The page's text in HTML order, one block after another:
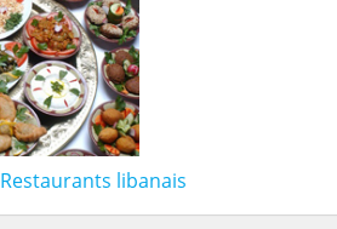
Restaurants libanais